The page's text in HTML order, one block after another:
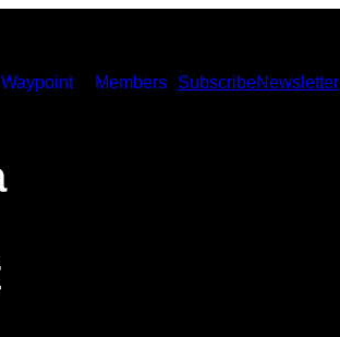
Waypoint Members SubscribeNewsletter